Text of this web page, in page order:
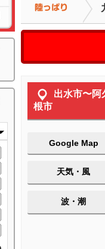
出水市〜阿
根市
Google Map
天気・風
波・潮